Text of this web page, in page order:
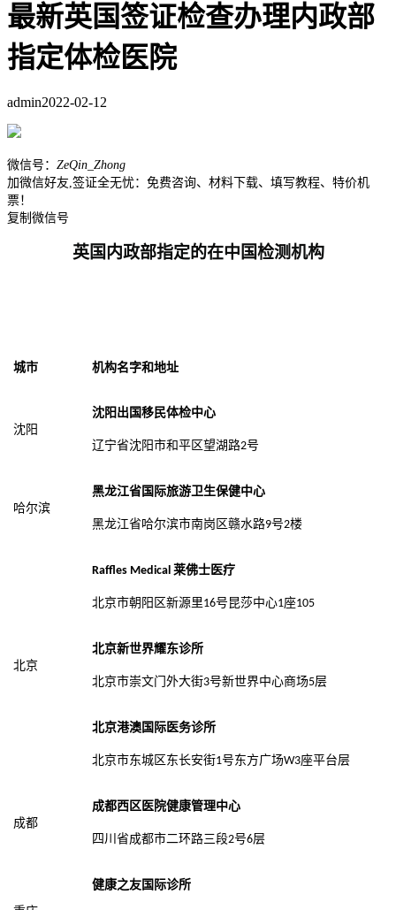
最新英国签证检查办理内政部
指定体检医院
admin2022-02-12
微信号： ZeQin_Zhong
加微信好友,签证全无忧：免费咨询、材料下载、填写教程、特价机
票！
复制微信号
英国内政部指定的在中国检测机构
城市 机构名字和地址
沈阳
沈阳出国移民体检中心
辽宁省沈阳市和平区望湖路2号
哈尔滨
黑龙江省国际旅游卫生保健中心
黑龙江省哈尔滨市南岗区赣水路9号2楼
北京
Raffles Medical 莱佛士医疗
北京市朝阳区新源里16号昆莎中心1座105
北京新世界耀东诊所
北京市崇文门外大街3号新世界中心商场5层
北京港澳国际医务诊所
北京市东城区东长安街1号东方广场W3座平台层
成都
成都西区医院健康管理中心
四川省成都市二环路三段2号6层
健康之友国际诊所